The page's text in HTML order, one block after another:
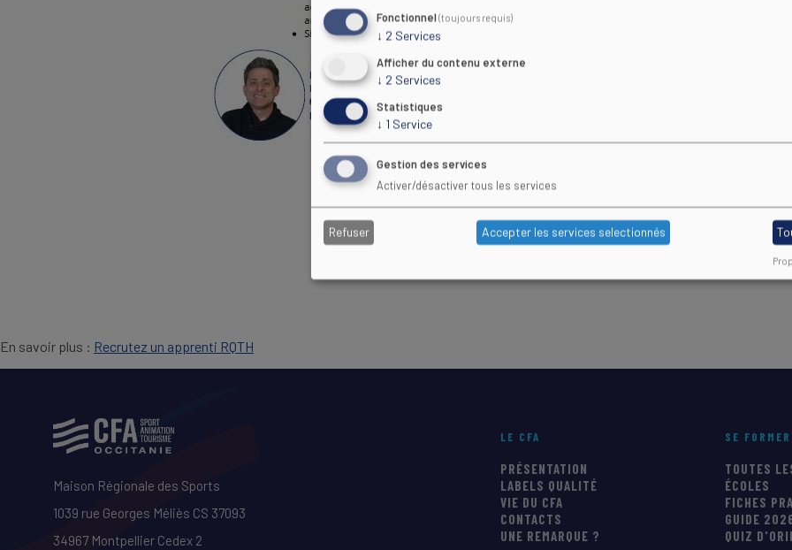
TÉLÉCHARGEZ NOTRE FICHE
En savoir plus : Recrutez un apprenti RQTH
Maison Régionale des Sports
1039 rue Georges Méliès CS 37093
34967 Montpellier Cedex 2
LE CFA
PRÉSENTATION
LABELS QUALITÉ
VIE DU CFA
CONTACTS
UNE REMARQUE ?
SE FORMER
TOUTES
ÉCOLES
FICHES
GUIDE
QUIZ
Fonctionnel(toujours requis)
↓ 2 Services
Afficher du contenu externe
↓ 2 Services
Statistiques
↓ 1 Service
Gestion des services
Activer/désactiver tous les services
Refuser Accepter les services selectionnés